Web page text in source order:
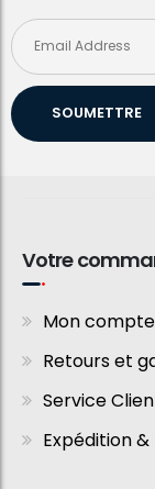
SOUMETTRE
Votre
Mon compte
Retours et
Service
Expédition &